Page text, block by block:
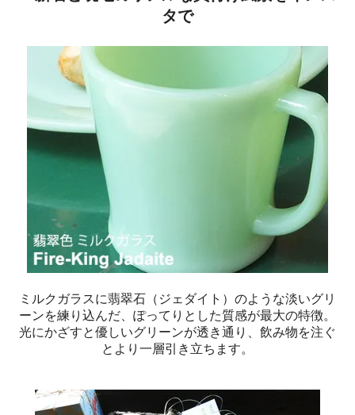
タで
ミルクガラスに翡翠石（ジェダイト）のような淡いグリ
ーンを練り込んだ、ぽってりとした質感が最大の特徴。
光にかざすと優しいグリーンが透き通り、飲み物を注ぐ
とより一層引き立ちます。